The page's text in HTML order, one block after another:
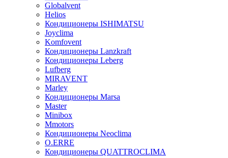
Globalvent
Helios
Кондиционеры ISHIMATSU
Joyclima
Komfovent
Кондиционеры Lanzkraft
Кондиционеры Leberg
Lufberg
MIRAVENT
Marley
Кондиционеры Marsa
Master
Minibox
Mmotors
Кондиционеры Neoclima
O.ERRE
Кондиционеры QUATTROCLIMA